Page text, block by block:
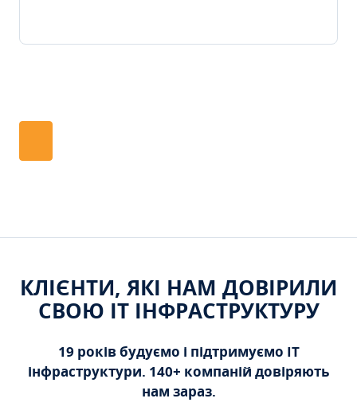
КЛІЄНТИ, ЯКІ НАМ ДОВІРИЛИ
СВОЮ ІТ ІНФРАСТРУКТУРУ
19 років будуємо і підтримуємо ІТ
інфраструктури. 140+ компаній довіряють
нам зараз.